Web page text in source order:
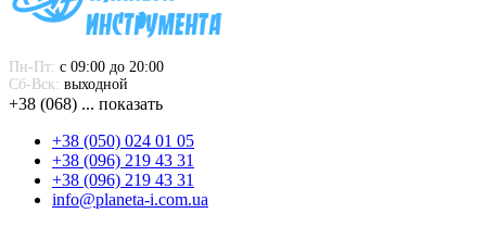
Пн-Пт: с 09:00 до 20:00
Сб-Вск: выходной
+38 (068) ... показать
+38 (050) 024 01 05
+38 (096) 219 43 31
+38 (096) 219 43 31
info@planeta-i.com.ua